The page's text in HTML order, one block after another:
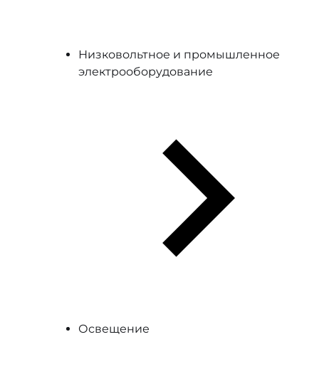
Низковольтное и промышленное
электрооборудование
Освещение